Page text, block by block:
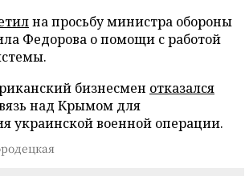
на просьбу министра обороны
Федорова о помощи с работой
бизнесмен отказался
над Крымом для
украинской военной операции.